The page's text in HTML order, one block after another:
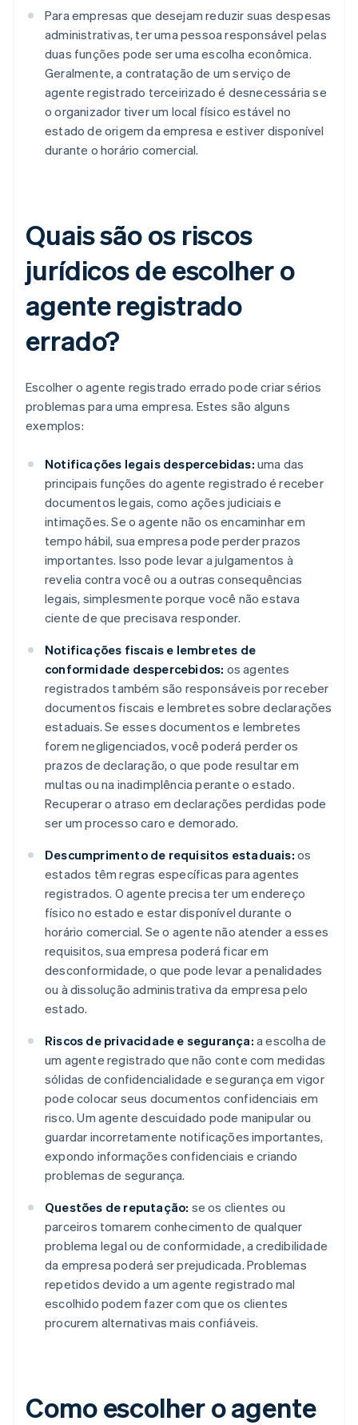
Para empresas que desejam reduzir suas despesas
administrativas, ter uma pessoa responsável pelas
duas funções pode ser uma escolha econômica.
Geralmente, a contratação de um serviço de
agente registrado terceirizado é desnecessária se
o organizador tiver um local físico estável no
estado de origem da empresa e estiver disponível
durante o horário comercial.
Quais são os riscos
jurídicos de escolher o
agente registrado
errado?
Escolher o agente registrado errado pode criar sérios
problemas para uma empresa. Estes são alguns
exemplos:
Notificações legais despercebidas: uma das
principais funções do agente registrado é receber
documentos legais, como ações judiciais e
intimações. Se o agente não os encaminhar em
tempo hábil, sua empresa pode perder prazos
importantes. Isso pode levar a julgamentos à
revelia contra você ou a outras consequências
legais, simplesmente porque você não estava
ciente de que precisava responder.
Notificações fiscais e lembretes de
conformidade despercebidos: os agentes
registrados também são responsáveis por receber
documentos fiscais e lembretes sobre declarações
estaduais. Se esses documentos e lembretes
forem negligenciados, você poderá perder os
prazos de declaração, o que pode resultar em
multas ou na inadimplência perante o estado.
Recuperar o atraso em declarações perdidas pode
ser um processo caro e demorado.
Descumprimento de requisitos estaduais: os
estados têm regras específicas para agentes
registrados. O agente precisa ter um endereço
físico no estado e estar disponível durante o
horário comercial. Se o agente não atender a esses
requisitos, sua empresa poderá ficar em
desconformidade, o que pode levar a penalidades
ou à dissolução administrativa da empresa pelo
estado.
Riscos de privacidade e segurança: a escolha de
um agente registrado que não conte com medidas
sólidas de confidencialidade e segurança em vigor
pode colocar seus documentos confidenciais em
risco. Um agente descuidado pode manipular ou
guardar incorretamente notificações importantes,
expondo informações confidenciais e criando
problemas de segurança.
Questões de reputação: se os clientes ou
parceiros tomarem conhecimento de qualquer
problema legal ou de conformidade, a credibilidade
da empresa poderá ser prejudicada. Problemas
repetidos devido a um agente registrado mal
escolhido podem fazer com que os clientes
procurem alternativas mais confiáveis.
Como escolher o agente